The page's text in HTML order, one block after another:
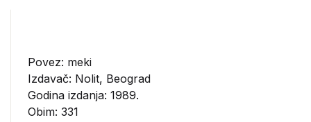
Povez: meki
Izdavač: Nolit, Beograd
Godina izdanja: 1989.
Obim: 331